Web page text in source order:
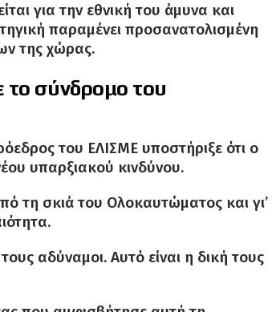
για την εθνική του άμυνα και
παραμένει προσανατολισμένη
της χώρας.
το σύνδρομο του
του ΕΛΙΣΜΕ υποστήριξε ότι ο
υπαρξιακού κινδύνου.
τη σκιά του Ολοκαυτώματος και γι’
αδύναμοι. Αυτό είναι η δική τους